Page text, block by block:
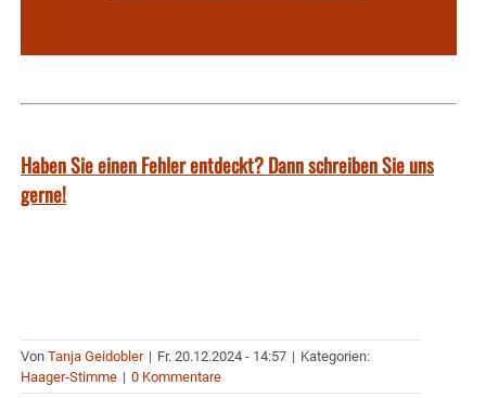
Haben Sie einen Fehler entdeckt? Dann schreiben Sie uns
gerne!
Von Tanja Geidobler | Fr. 20.12.2024 - 14:57 | Kategorien:
Haager-Stimme | 0 Kommentare